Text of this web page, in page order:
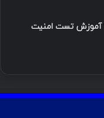
دیدگاه ها